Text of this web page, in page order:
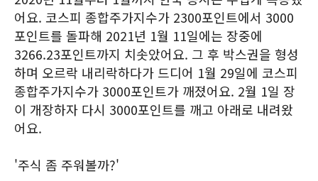
어요. 코스피 종합주가지수가 2300포인트에서 3000
포인트를 돌파해 2021년 1월 11일에는 장중에
3266.23포인트까지 치솟았어요. 그 후 박스권을 형성
하며 오르락 내리락하다가 드디어 1월 29일에 코스피
종합주가지수가 3000포인트가 깨졌어요. 2월 1일 장
이 개장하자 다시 3000포인트를 깨고 아래로 내려왔
어요.
'주식 좀 주워볼까?'